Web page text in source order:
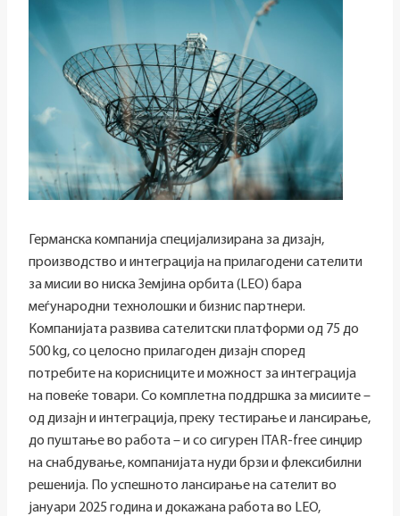
Германска компанија специјализирана за дизајн,
производство и интеграција на прилагодени сателити
за мисии во ниска Земјина орбита (LEO) бара
меѓународни технолошки и бизнис партнери.
Компанијата развива сателитски платформи од 75 до
500 kg, со целосно прилагоден дизајн според
потребите на корисниците и можност за интеграција
на повеќе товари. Со комплетна поддршка за мисиите –
од дизајн и интеграција, преку тестирање и лансирање,
до пуштање во работа – и со сигурен ITAR-free синџир
на снабдување, компанијата нуди брзи и флексибилни
решенија. По успешното лансирање на сателит во
јануари 2025 година и докажана работа во LEO,